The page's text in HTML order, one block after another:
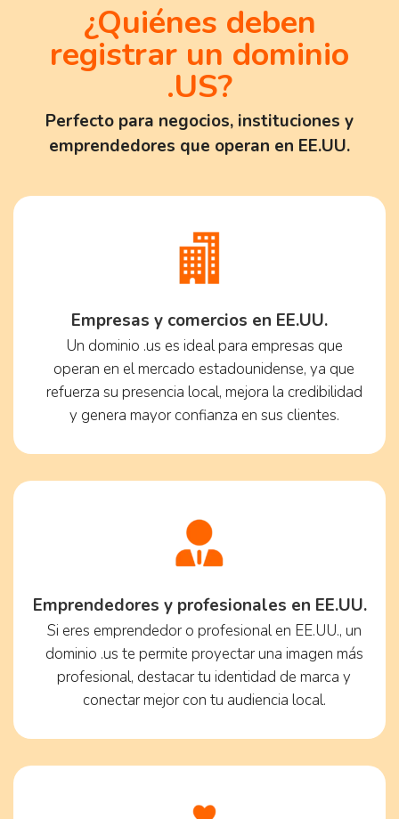
¿Quiénes deben
registrar un dominio
.US?
Perfecto para negocios, instituciones y
emprendedores que operan en EE.UU.
Empresas y comercios en EE.UU.
Un dominio .us es ideal para empresas que
operan en el mercado estadounidense, ya que
refuerza su presencia local, mejora la credibilidad
y genera mayor confianza en sus clientes.
Emprendedores y profesionales en EE.UU.
Si eres emprendedor o profesional en EE.UU., un
dominio .us te permite proyectar una imagen más
profesional, destacar tu identidad de marca y
conectar mejor con tu audiencia local.